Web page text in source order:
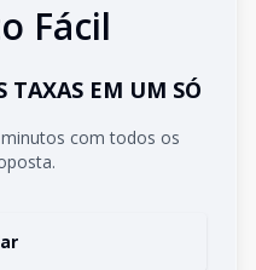
Fácil
TAXAS EM UM SÓ
com todos os